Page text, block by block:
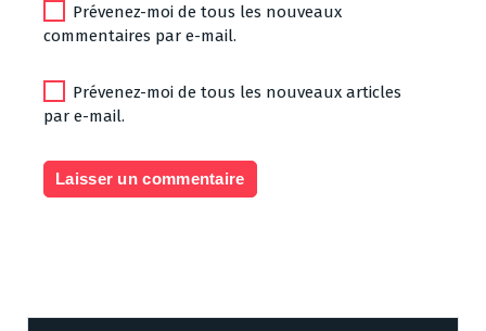
Prévenez-moi de tous les nouveaux
commentaires par e-mail.
Prévenez-moi de tous les nouveaux articles
par e-mail.